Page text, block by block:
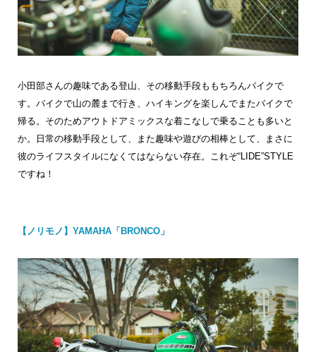
小田部さんの趣味である登山、その移動手段ももちろんバイクで
す。バイクで山の麓まで行き、ハイキングを楽しんでまたバイクで
帰る。そのためアウトドアミックスな着こなしで乗ることも多いと
か。日常の移動手段として、また趣味や遊びの相棒として、まさに
彼のライフスタイルになくてはならない存在。これぞ“LIDE”STYLE
ですね！
【ノリモノ】YAMAHA「BRONCO」